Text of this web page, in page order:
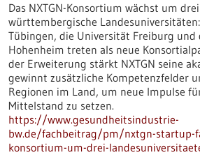
Das NXTGN-Konsortium wächst um
württembergische
Tübingen, die Universität Freiburg und
Hohenheim treten als neue
der Erweiterung stärkt NXTGN seine
gewinnt zusätzliche Kompetenzfelder
Regionen im Land, um neue Impulse
Mittelstand zu setzen.
https://www.gesundheitsindustrie-
bw.de/fachbeitrag/pm/nxtgn-startup-
konsortium-um-drei-